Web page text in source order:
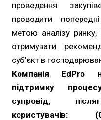
проведення
проводити
метою аналізу
отримувати
суб’єктів
Компанія EdPro
підтримку
супровід,